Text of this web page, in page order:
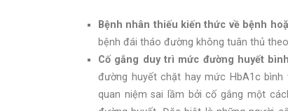
Bệnh nhân thiếu kiến thức về bệnh
bệnh đái tháo đường không tuân thủ
Cố gắng duy trì mức đường huyết
đường huyết chặt hay mức HbA1c
quan niệm sai lầm bởi cố gắng một